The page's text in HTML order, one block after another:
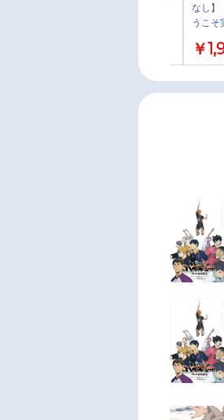
「MONSTER」/TVアニメ『転
生したらスライムだった件 第4
期』オープニング主題歌「絵空
なし】
うこそ
ープニ
「
生した
￥